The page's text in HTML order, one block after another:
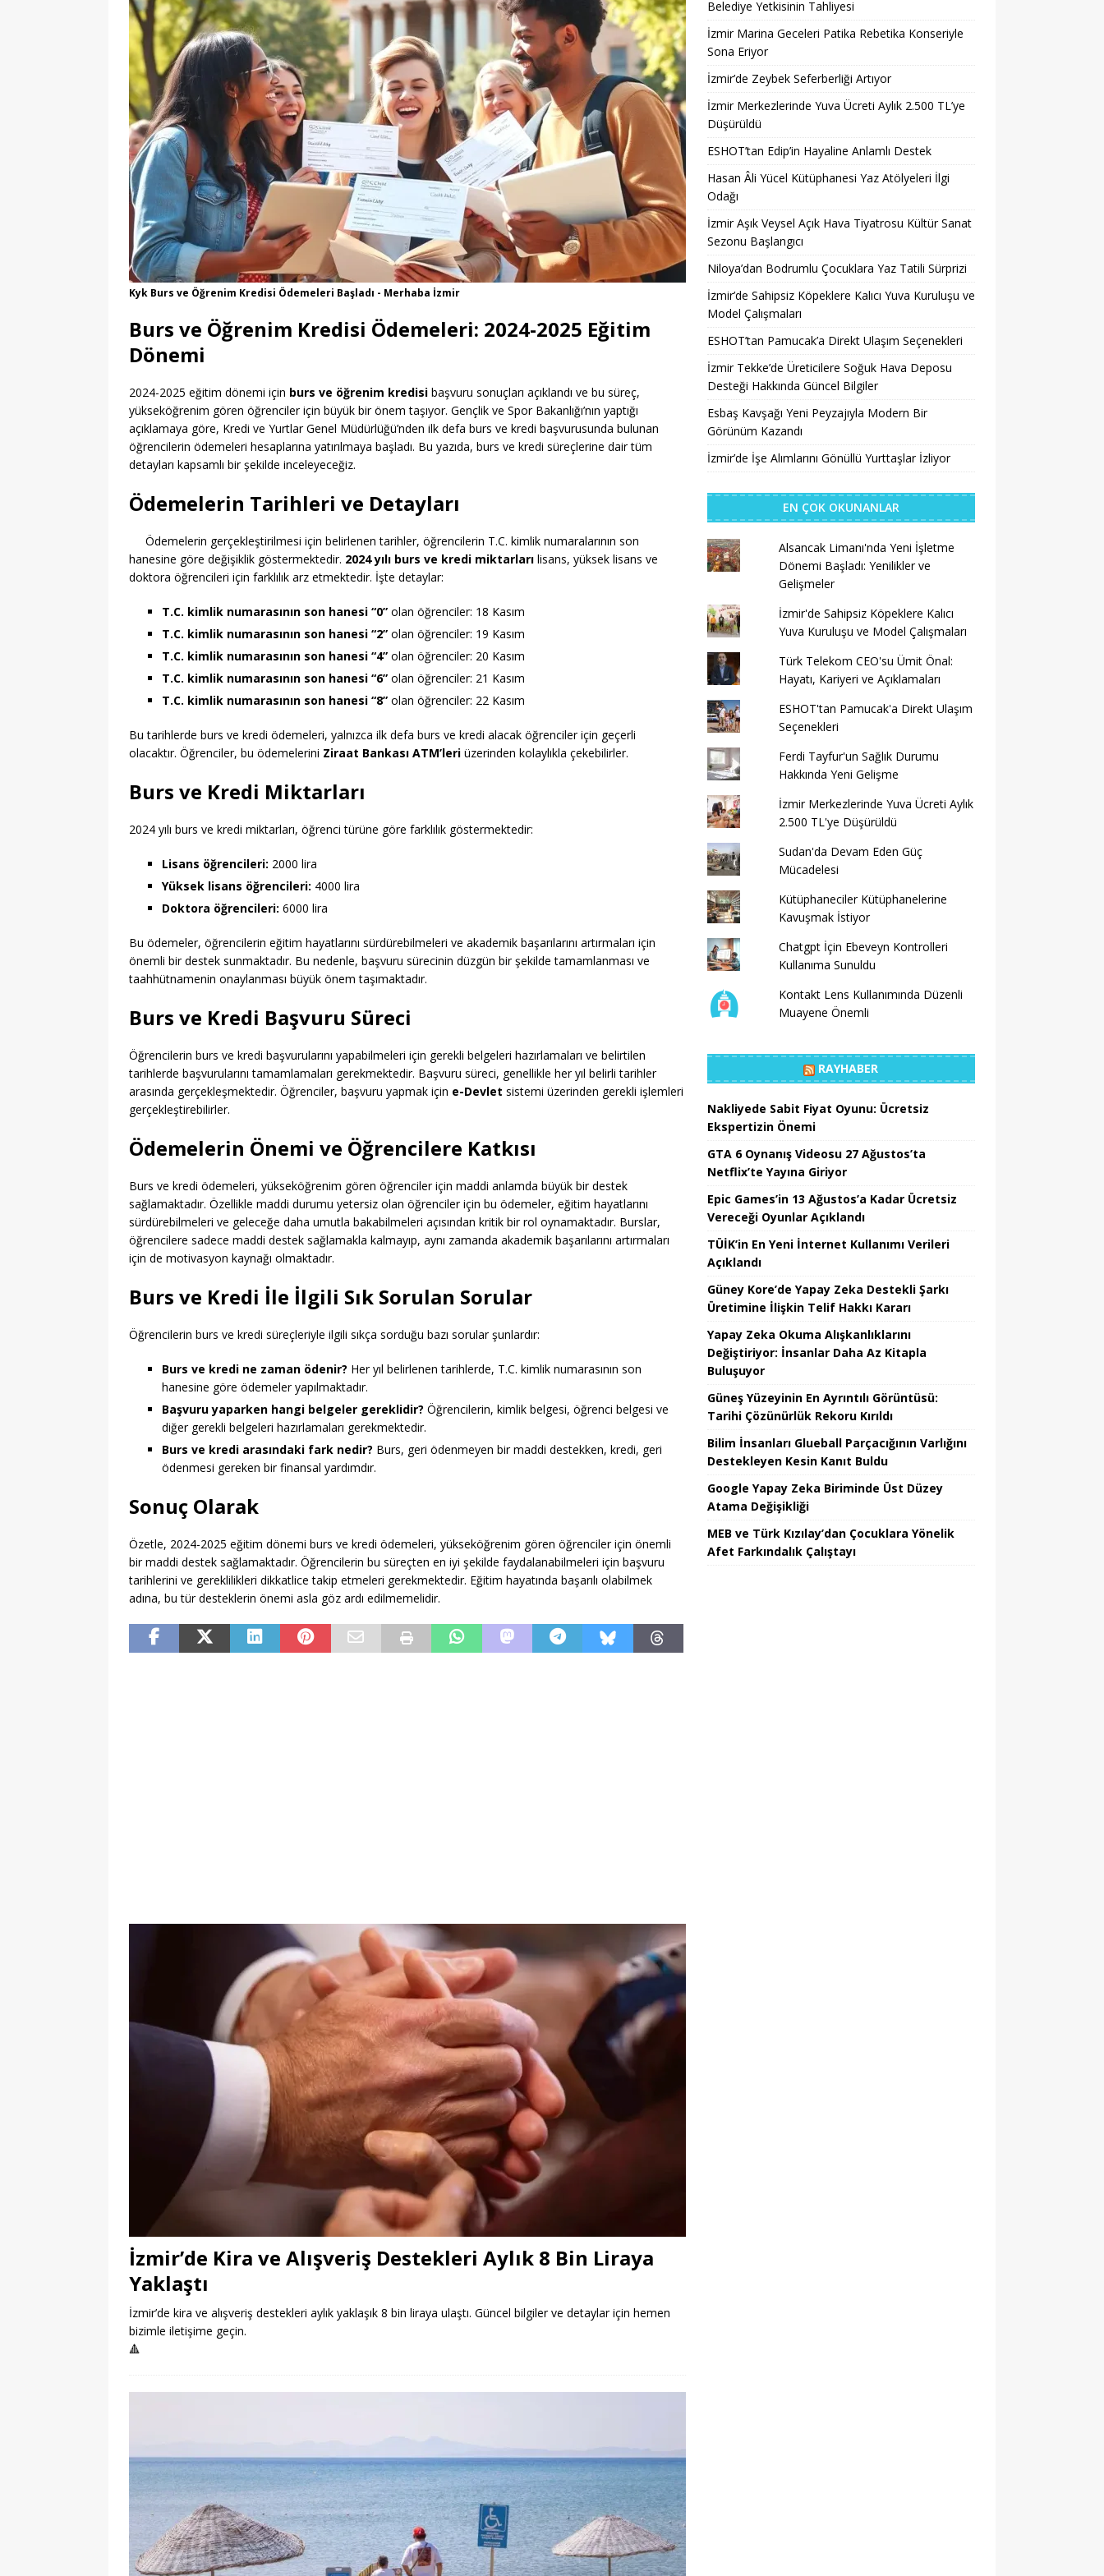
Kyk Burs ve Öğrenim Kredisi Ödemeleri Başladı - Merhaba İzmir
Burs ve Öğrenim Kredisi Ödemeleri: 2024-2025 Eğitim
Dönemi
2024-2025 eğitim dönemi için burs ve öğrenim kredisi başvuru sonuçları açıklandı ve bu süreç,
yükseköğrenim gören öğrenciler için büyük bir önem taşıyor. Gençlik ve Spor Bakanlığı’nın yaptığı
açıklamaya göre, Kredi ve Yurtlar Genel Müdürlüğü’nden ilk defa burs ve kredi başvurusunda bulunan
öğrencilerin ödemeleri hesaplarına yatırılmaya başladı. Bu yazıda, burs ve kredi süreçlerine dair tüm
detayları kapsamlı bir şekilde inceleyeceğiz.
Ödemelerin Tarihleri ve Detayları
Ödemelerin gerçekleştirilmesi için belirlenen tarihler, öğrencilerin T.C. kimlik numaralarının son
hanesine göre değişiklik göstermektedir. 2024 yılı burs ve kredi miktarları lisans, yüksek lisans ve
doktora öğrencileri için farklılık arz etmektedir. İşte detaylar:
T.C. kimlik numarasının son hanesi “0” olan öğrenciler: 18 Kasım
T.C. kimlik numarasının son hanesi “2” olan öğrenciler: 19 Kasım
T.C. kimlik numarasının son hanesi “4” olan öğrenciler: 20 Kasım
T.C. kimlik numarasının son hanesi “6” olan öğrenciler: 21 Kasım
T.C. kimlik numarasının son hanesi “8” olan öğrenciler: 22 Kasım
Bu tarihlerde burs ve kredi ödemeleri, yalnızca ilk defa burs ve kredi alacak öğrenciler için geçerli
olacaktır. Öğrenciler, bu ödemelerini Ziraat Bankası ATM’leri üzerinden kolaylıkla çekebilirler.
Burs ve Kredi Miktarları
2024 yılı burs ve kredi miktarları, öğrenci türüne göre farklılık göstermektedir:
Lisans öğrencileri: 2000 lira
Yüksek lisans öğrencileri: 4000 lira
Doktora öğrencileri: 6000 lira
Bu ödemeler, öğrencilerin eğitim hayatlarını sürdürebilmeleri ve akademik başarılarını artırmaları için
önemli bir destek sunmaktadır. Bu nedenle, başvuru sürecinin düzgün bir şekilde tamamlanması ve
taahhütnamenin onaylanması büyük önem taşımaktadır.
Burs ve Kredi Başvuru Süreci
Öğrencilerin burs ve kredi başvurularını yapabilmeleri için gerekli belgeleri hazırlamaları ve belirtilen
tarihlerde başvurularını tamamlamaları gerekmektedir. Başvuru süreci, genellikle her yıl belirli tarihler
arasında gerçekleşmektedir. Öğrenciler, başvuru yapmak için e-Devlet sistemi üzerinden gerekli işlemleri
gerçekleştirebilirler.
Ödemelerin Önemi ve Öğrencilere Katkısı
Burs ve kredi ödemeleri, yükseköğrenim gören öğrenciler için maddi anlamda büyük bir destek
sağlamaktadır. Özellikle maddi durumu yetersiz olan öğrenciler için bu ödemeler, eğitim hayatlarını
sürdürebilmeleri ve geleceğe daha umutla bakabilmeleri açısından kritik bir rol oynamaktadır. Burslar,
öğrencilere sadece maddi destek sağlamakla kalmayıp, aynı zamanda akademik başarılarını artırmaları
için de motivasyon kaynağı olmaktadır.
Burs ve Kredi İle İlgili Sık Sorulan Sorular
Öğrencilerin burs ve kredi süreçleriyle ilgili sıkça sorduğu bazı sorular şunlardır:
Burs ve kredi ne zaman ödenir? Her yıl belirlenen tarihlerde, T.C. kimlik numarasının son
hanesine göre ödemeler yapılmaktadır.
Başvuru yaparken hangi belgeler gereklidir? Öğrencilerin, kimlik belgesi, öğrenci belgesi ve
diğer gerekli belgeleri hazırlamaları gerekmektedir.
Burs ve kredi arasındaki fark nedir? Burs, geri ödenmeyen bir maddi destekken, kredi, geri
ödenmesi gereken bir finansal yardımdır.
Sonuç Olarak
Özetle, 2024-2025 eğitim dönemi burs ve kredi ödemeleri, yükseköğrenim gören öğrenciler için önemli
bir maddi destek sağlamaktadır. Öğrencilerin bu süreçten en iyi şekilde faydalanabilmeleri için başvuru
tarihlerini ve gereklilikleri dikkatlice takip etmeleri gerekmektedir. Eğitim hayatında başarılı olabilmek
adına, bu tür desteklerin önemi asla göz ardı edilmemelidir.
İzmir’de Kira ve Alışveriş Destekleri Aylık 8 Bin Liraya
Yaklaştı
İzmir’de kira ve alışveriş destekleri aylık yaklaşık 8 bin liraya ulaştı. Güncel bilgiler ve detaylar için hemen
bizimle iletişime geçin.
🔺
Belediye Yetkisinin Tahliyesi
İzmir Marina Geceleri Patika Rebetika Konseriyle
Sona Eriyor
İzmir’de Zeybek Seferberliği Artıyor
İzmir Merkezlerinde Yuva Ücreti Aylık 2.500 TL’ye
Düşürüldü
ESHOT’tan Edip’in Hayaline Anlamlı Destek
Hasan Âli Yücel Kütüphanesi Yaz Atölyeleri İlgi
Odağı
İzmir Aşık Veysel Açık Hava Tiyatrosu Kültür Sanat
Sezonu Başlangıcı
Niloya’dan Bodrumlu Çocuklara Yaz Tatili Sürprizi
İzmir’de Sahipsiz Köpeklere Kalıcı Yuva Kuruluşu ve
Model Çalışmaları
ESHOT’tan Pamucak’a Direkt Ulaşım Seçenekleri
İzmir Tekke’de Üreticilere Soğuk Hava Deposu
Desteği Hakkında Güncel Bilgiler
Esbaş Kavşağı Yeni Peyzajıyla Modern Bir
Görünüm Kazandı
İzmir’de İşe Alımlarını Gönüllü Yurttaşlar İzliyor
EN ÇOK OKUNANLAR
Alsancak Limanı'nda Yeni İşletme
Dönemi Başladı: Yenilikler ve
Gelişmeler
İzmir'de Sahipsiz Köpeklere Kalıcı
Yuva Kuruluşu ve Model Çalışmaları
Türk Telekom CEO'su Ümit Önal:
Hayatı, Kariyeri ve Açıklamaları
ESHOT'tan Pamucak'a Direkt Ulaşım
Seçenekleri
Ferdi Tayfur'un Sağlık Durumu
Hakkında Yeni Gelişme
İzmir Merkezlerinde Yuva Ücreti Aylık
2.500 TL'ye Düşürüldü
Sudan'da Devam Eden Güç
Mücadelesi
Kütüphaneciler Kütüphanelerine
Kavuşmak İstiyor
Chatgpt İçin Ebeveyn Kontrolleri
Kullanıma Sunuldu
Kontakt Lens Kullanımında Düzenli
Muayene Önemli
RAYHABER
Nakliyede Sabit Fiyat Oyunu: Ücretsiz
Ekspertizin Önemi
GTA 6 Oynanış Videosu 27 Ağustos’ta
Netflix’te Yayına Giriyor
Epic Games’in 13 Ağustos’a Kadar Ücretsiz
Vereceği Oyunlar Açıklandı
TÜİK’in En Yeni İnternet Kullanımı Verileri
Açıklandı
Güney Kore’de Yapay Zeka Destekli Şarkı
Üretimine İlişkin Telif Hakkı Kararı
Yapay Zeka Okuma Alışkanlıklarını
Değiştiriyor: İnsanlar Daha Az Kitapla
Buluşuyor
Güneş Yüzeyinin En Ayrıntılı Görüntüsü:
Tarihi Çözünürlük Rekoru Kırıldı
Bilim İnsanları Glueball Parçacığının Varlığını
Destekleyen Kesin Kanıt Buldu
Google Yapay Zeka Biriminde Üst Düzey
Atama Değişikliği
MEB ve Türk Kızılay’dan Çocuklara Yönelik
Afet Farkındalık Çalıştayı